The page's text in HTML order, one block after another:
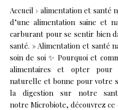
Accueil › alimentation et santé naturelle Les grandes lignes
d’une alimentation saine et
carburant pour se sentir bien
santé. » Alimentation et santé
soin de soi ✨ Pourquoi et
alimentaires et opter pour
naturelle et bonne pour votre
la digestion sur notre
notre Microbiote, découvrez